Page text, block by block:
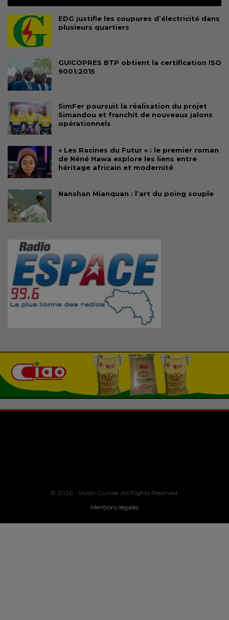
EDG justifie les coupures d’électricité dans
plusieurs quartiers
GUICOPRES BTP obtient la certification ISO
9001:2015
SimFer poursuit la réalisation du projet
Simandou et franchit de nouveaux jalons
opérationnels
« Les Racines du Futur » : le premier roman
de Néné Hawa explore les liens entre
héritage africain et modernité
Nanshan Mianquan : l’art du poing souple
© 2026 - Vision Guinee. All Rights Reserved.
Mentions légales